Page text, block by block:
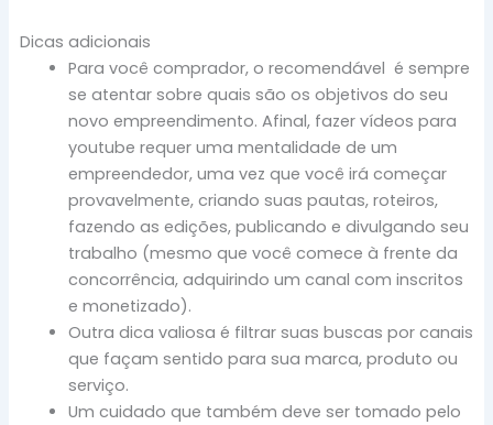
Dicas adicionais
Para você comprador, o recomendável é sempre
se atentar sobre quais são os objetivos do seu
novo empreendimento. Afinal, fazer vídeos para
youtube requer uma mentalidade de um
empreendedor, uma vez que você irá começar
provavelmente, criando suas pautas, roteiros,
fazendo as edições, publicando e divulgando seu
trabalho (mesmo que você comece à frente da
concorrência, adquirindo um canal com inscritos
e monetizado).
Outra dica valiosa é filtrar suas buscas por canais
que façam sentido para sua marca, produto ou
serviço.
Um cuidado que também deve ser tomado pelo